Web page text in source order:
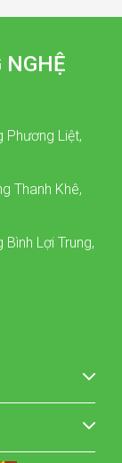
NGHỆ
Phương Liệt,
Thanh Khê,
Lợi Trung,